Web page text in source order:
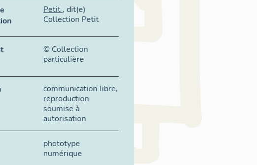
Petit , dit(e)
Collection Petit
© Collection
particulière
communication libre,
reproduction
soumise à
autorisation
phototype
numérique